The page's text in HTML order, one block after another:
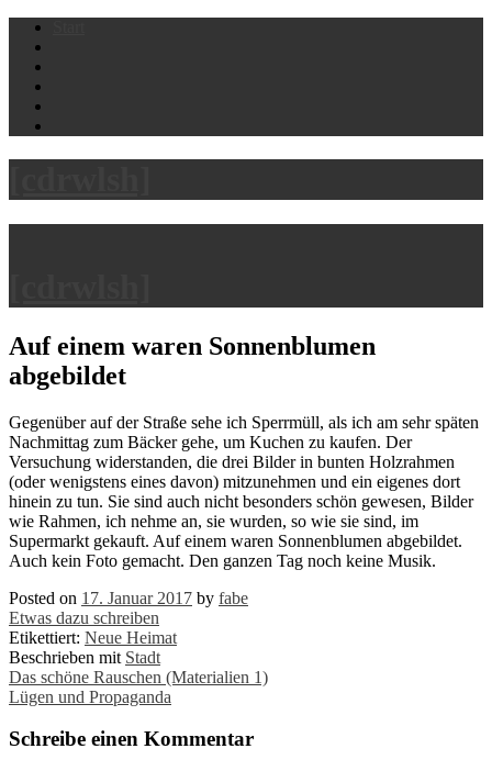
Skip
content
Auf einem waren Sonnenblumen
abgebildet
Gegenüber auf der Straße sehe ich Sperrmüll, als ich am sehr späten
Nachmittag zum Bäcker gehe, um Kuchen zu kaufen. Der
Versuchung widerstanden, die drei Bilder in bunten Holzrahmen
(oder wenigstens eines davon) mitzunehmen und ein eigenes dort
hinein zu tun. Sie sind auch nicht besonders schön gewesen, Bilder
wie Rahmen, ich nehme an, sie wurden, so wie sie sind, im
Supermarkt gekauft. Auf einem waren Sonnenblumen abgebildet.
Auch kein Foto gemacht. Den ganzen Tag noch keine Musik.
Posted on 17. Januar 2017 by fabe
Etwas dazu schreiben
Etikettiert: Neue Heimat
Beschrieben mit Stadt
Post
navigation
Das schöne Rauschen (Materialien 1)
Lügen und Propaganda
Schreibe einen Kommentar